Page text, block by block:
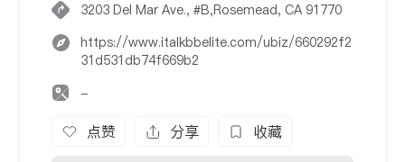
3203 Del Mar Ave., #B,Rosemead, CA 91770
https://www.italkbbelite.com/ubiz/660292f2
31d531db74f669b2
-
点赞 分享 收藏